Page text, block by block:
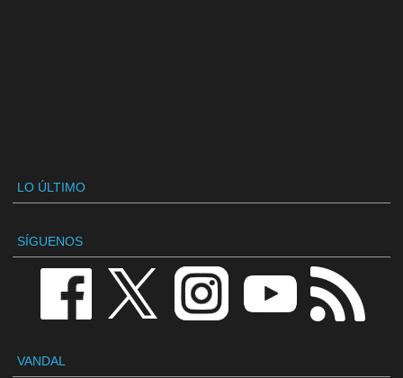
LO ÚLTIMO
SÍGUENOS
VANDAL